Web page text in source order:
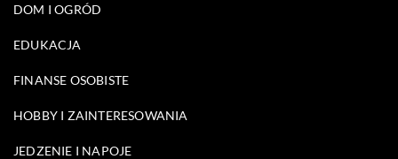
DOM I OGRÓD
EDUKACJA
FINANSE OSOBISTE
HOBBY I ZAINTERESOWANIA
JEDZENIE I NAPOJE